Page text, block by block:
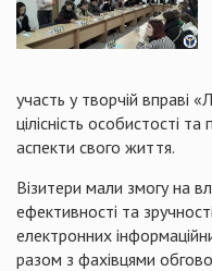
участь у творчій вправі
цілісність особистості
аспекти свого життя.
Візитери мали змогу на
ефективності та
електронних
разом з фахівцями